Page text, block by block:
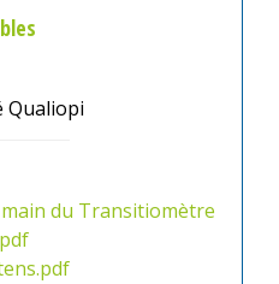
Qualiopi
du Transitiomètre